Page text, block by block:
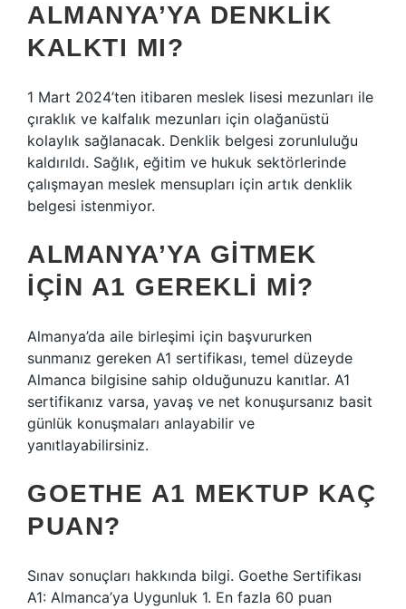
ALMANYA’YA DENKLIK
KALKTI MI?
1 Mart 2024’ten itibaren meslek lisesi mezunları ile
çıraklık ve kalfalık mezunları için olağanüstü
kolaylık sağlanacak. Denklik belgesi zorunluluğu
kaldırıldı. Sağlık, eğitim ve hukuk sektörlerinde
çalışmayan meslek mensupları için artık denklik
belgesi istenmiyor.
ALMANYA’YA GITMEK
IÇIN A1 GEREKLI MI?
Almanya’da aile birleşimi için başvururken
sunmanız gereken A1 sertifikası, temel düzeyde
Almanca bilgisine sahip olduğunuzu kanıtlar. A1
sertifikanız varsa, yavaş ve net konuşursanız basit
günlük konuşmaları anlayabilir ve
yanıtlayabilirsiniz.
GOETHE A1 MEKTUP KAÇ
PUAN?
Sınav sonuçları hakkında bilgi. Goethe Sertifikası
A1: Almanca’ya Uygunluk 1. En fazla 60 puan